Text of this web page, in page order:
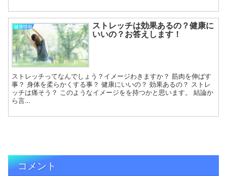
健康情報
ストレッチは効果あるの？健康に
いいの？お答えします！
ストレッチってなんでしょう？イメージわきますか？ 筋肉を伸ばす
事？ 身体を柔らかくする事？ 健康にいいの？ 効果あるの？ ストレ
ッチは痛そう？ このようなイメージをを持つかと思います。 結論か
ら言…
コメント